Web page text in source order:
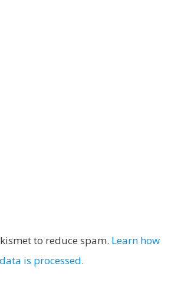
to reduce spam. Learn how
is processed.